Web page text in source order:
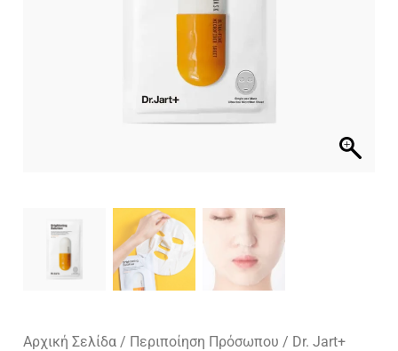
Αρχική Σελίδα / Περιποίηση Πρόσωπου / Dr. Jart+